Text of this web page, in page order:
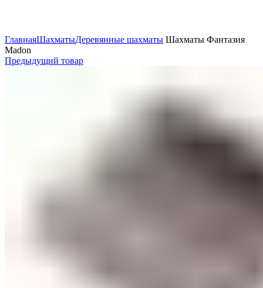
ГлавнаяШахматыДеревянные шахматы Шахматы Фантазия
Madon
Предыдущий товар